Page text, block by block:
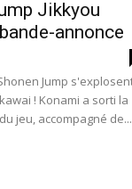
Jikkyou
annonce
Jump
! Konami a sorti la
jeu, accompagné de...